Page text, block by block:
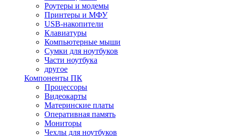
Роутеры и модемы
Принтеры и МФУ
USB-накопители
Клавиатуры
Компьютерные мыши
Сумки для ноутбуков
Части ноутбука
другое
Компоненты ПК
Процессоры
Видеокарты
Материнские платы
Оперативная память
Мониторы
Чехлы для ноутбуков